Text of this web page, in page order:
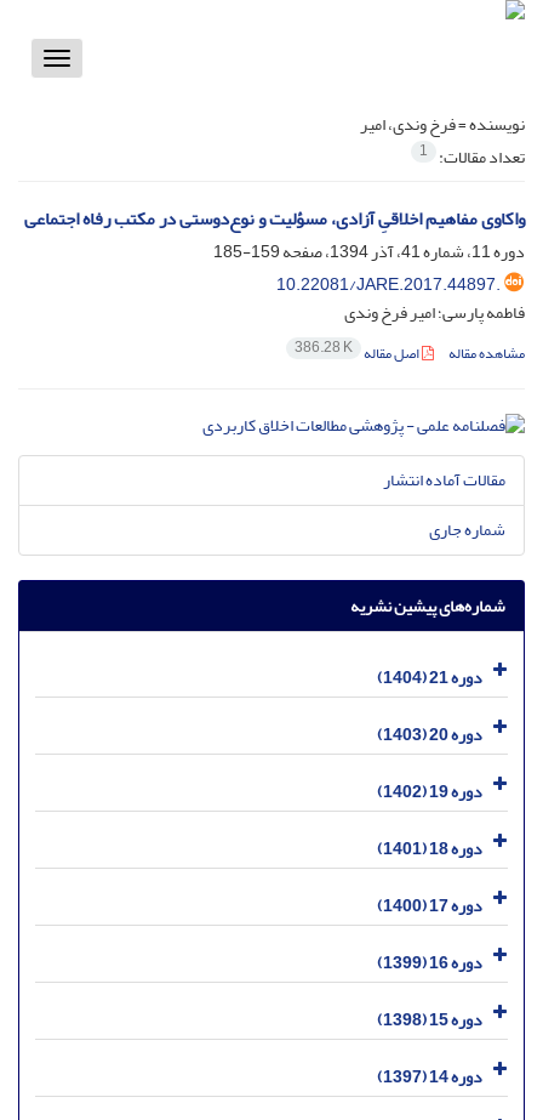
Toggle
نویسنده =فرخ وندی، امیر
تعداد مقالات: 1
واکاوی مفاهیم اخلاقیِ آزادی، مسؤلیت و نوع‌دوستی در مکتب رفاه اجتماعی
دوره 11، شماره 41، آذر 1394، صفحه
159-185
10.22081/JARE.2017.44897.
فاطمه پارسی؛ امیر فرخ وندی
مشاهده مقاله اصل مقاله 386.28 K
مقالات آماده انتشار
شماره جاری
شماره‌های پیشین نشریه
دوره 21 (1404)
دوره 20 (1403)
دوره 19 (1402)
دوره 18 (1401)
دوره 17 (1400)
دوره 16 (1399)
دوره 15 (1398)
دوره 14 (1397)